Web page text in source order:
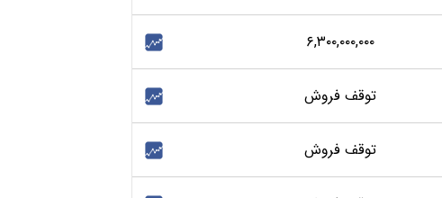
۶,۳۰۰,۰۰۰,۰۰۰
توقف فروش
توقف فروش